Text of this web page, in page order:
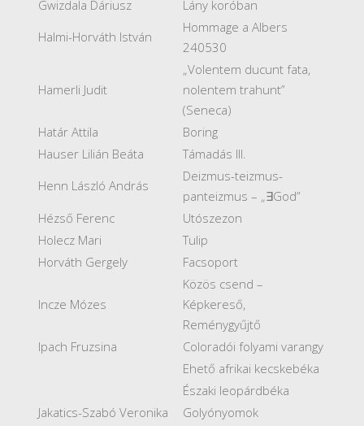
Gwizdala Dáriusz
Lány koróban
Halmi-Horváth István
Hommage a Albers
240530
Hamerli Judit
„Volentem ducunt fata,
nolentem trahunt”
(Seneca)
Határ Attila
Boring
Hauser Lilián Beáta
Támadás III.
Henn László András
Deizmus-teizmus-
panteizmus – „∃God”
Hézső Ferenc
Utószezon
Holecz Mari
Tulip
Horváth Gergely
Facsoport
Incze Mózes
Közös csend –
Képkereső,
Reménygyűjtő
Ipach Fruzsina
Coloradói folyami varangy
Ehető afrikai kecskebéka
Északi leopárdbéka
Jakatics-Szabó Veronika
Golyónyomok